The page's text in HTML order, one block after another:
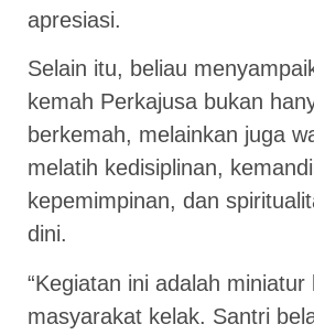
apresiasi.
Selain itu, beliau
kemah Perkajusa bukan
berkemah, melainkan juga
melatih kedisiplinan,
kepemimpinan, dan
dini.
“Kegiatan ini adalah miniatur
masyarakat kelak. Santri